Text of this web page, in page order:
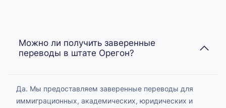
Можно ли получить заверенные
переводы в штате Орегон?
Да. Мы предоставляем заверенные переводы для
иммиграционных, академических, юридических и